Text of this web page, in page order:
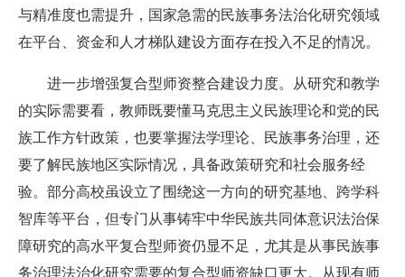
与精准度也需提升，国家急需的民族事务法治化研究领域
在平台、资金和人才梯队建设方面存在投入不足的情况。
进一步增强复合型师资整合建设力度。
从研究和教学
的实际需要看，教师既要懂马克思主义民族理论和党的民
族工作方针政策，也要掌握法学理论、民族事务治理，还
要了解民族地区实际情况，具备政策研究和社会服务经
验。部分高校虽设立了围绕这一方向的研究基地、跨学科
智库等平台，但专门从事铸牢中华民族共同体意识法治保
障研究的高水平复合型师资仍显不足，尤其是从事民族事
务治理法治化研究需要的复合型师资缺口更大。从现有师